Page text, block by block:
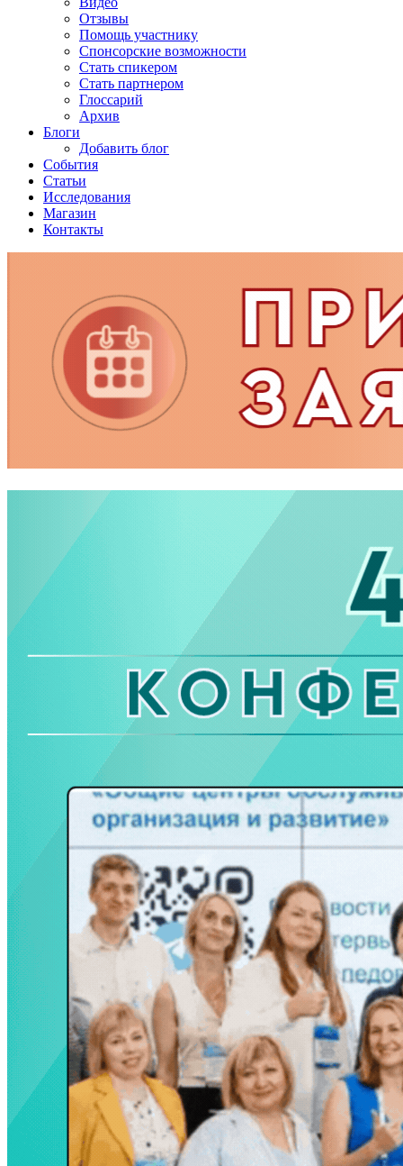
Отзывы
Помощь участнику
Спонсорские возможности
Стать спикером
Стать партнером
Глоссарий
Архив
Блоги
Добавить блог
События
Статьи
Исследования
Магазин
Контакты